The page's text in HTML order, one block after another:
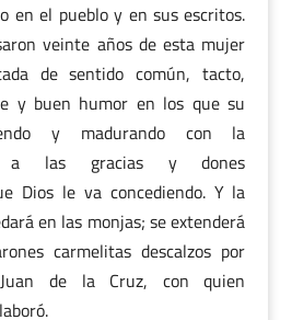
en el pueblo y en sus escritos.
veinte años de esta mujer
de sentido común, tacto,
y buen humor en los que su
y madurando con la
a las gracias y dones
Dios le va concediendo. Y la
en las monjas; se extenderá
carmelitas descalzos por
de la Cruz, con quien